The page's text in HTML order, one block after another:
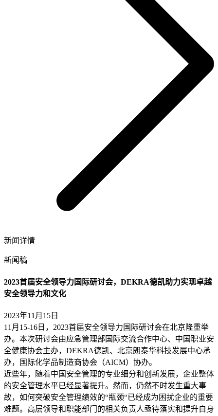
新闻详情
新闻稿
2023首届安全领导力国际研讨会，DEKRA德凯助力实现卓越
安全领导力和文化
2023年11月15日
11月15-16日，2023首届安全领导力国际研讨会在北京隆重举
办。本次研讨会由应急管理部国际交流合作中心、中国职业安
全健康协会主办，DEKRA德凯、北京朗泰华科技发展中心承
办，国际化学品制造商协会（AICM）协办。
近些年，随着中国安全管理的专业细分和创新发展，企业整体
的安全管理水平已经显著提升。然而，仍然不时发生重大事
故，如何突破安全管理绩效的“瓶颈“已经成为困扰企业的重要
难题。高层领导和职能部门的相关负责人亟待落实和提升自身